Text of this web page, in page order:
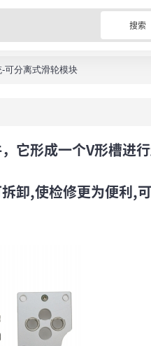
搜索
可分离式滑轮模块
它形成一个V形槽进
卸,使检修更为便利,